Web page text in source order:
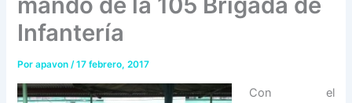
Infantería
Porapavon/17 febrero, 2017
Con el